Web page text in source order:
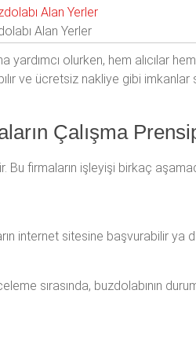
Alan Yerler
olurken, hem alıcılar
ve ücretsiz nakliye gibi
Çalışma
Bu firmaların işleyişi birkaç
internet sitesine başvurabilir ya
sırasında, buzdolabının